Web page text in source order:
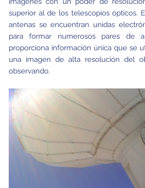
superior al de los telescopios ópticos.
antenas se encuentran unidas
para formar numerosos pares de
proporciona información única que se
una imagen de alta resolución del
observando.